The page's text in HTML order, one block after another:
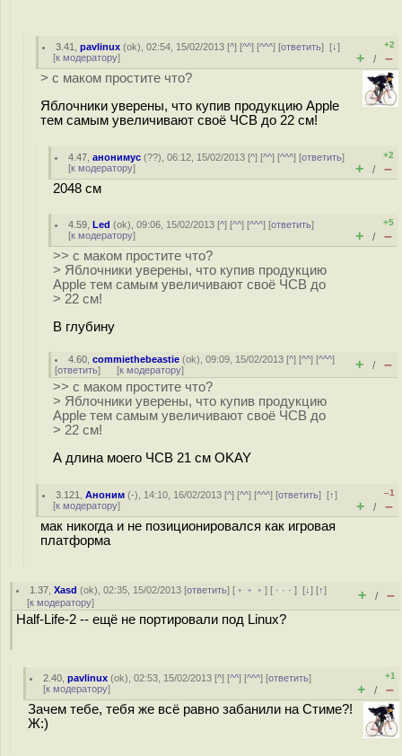
3.41 ,pavlinux (ok), 02:54, 15/02/2013 [^] [^^] [^^^] [ответить][↓]
[к модератору]
+2
+ / –
> с маком простите что?
Яблочники уверены, что купив продукцию Apple
тем самым увеличивают своё ЧСВ до 22 см!
4.47 ,анонимус (??), 06:12, 15/02/2013 [^] [^^] [^^^] [ответить]
[к модератору]
+2
+ / –
2048 см
4.59 ,Led (ok), 09:06, 15/02/2013 [^] [^^] [^^^] [ответить]
[к модератору]
+5
+ / –
>> с маком простите что?
> Яблочники уверены, что купив продукцию
Apple тем самым увеличивают своё ЧСВ до
> 22 см!
В глубину
4.60 ,commiethebeastie (ok), 09:09, 15/02/2013 [^] [^^] [^^^]
[ответить] [к модератору] + / –
>> с маком простите что?
> Яблочники уверены, что купив продукцию
Apple тем самым увеличивают своё ЧСВ до
> 22 см!
А длина моего ЧСВ 21 см OKAY
3.121 ,Аноним (-), 14:10, 16/02/2013 [^] [^^] [^^^] [ответить][↑]
[к модератору]
–1
+ / –
мак никогда и не позиционировался как игровая
платформа
1.37 ,Xasd (ok), 02:35, 15/02/2013 [ответить] [ ﹢﹢﹢] [ · · ·][↓] [↑]
[к модератору] + / –
Half-Life-2 -- ещё не портировали под Linux?
2.40 ,pavlinux (ok), 02:53, 15/02/2013 [^] [^^] [^^^] [ответить]
[к модератору]
+1
+ / –
Зачем тебе, тебя же всё равно забанили на Стиме?!
Ж:)